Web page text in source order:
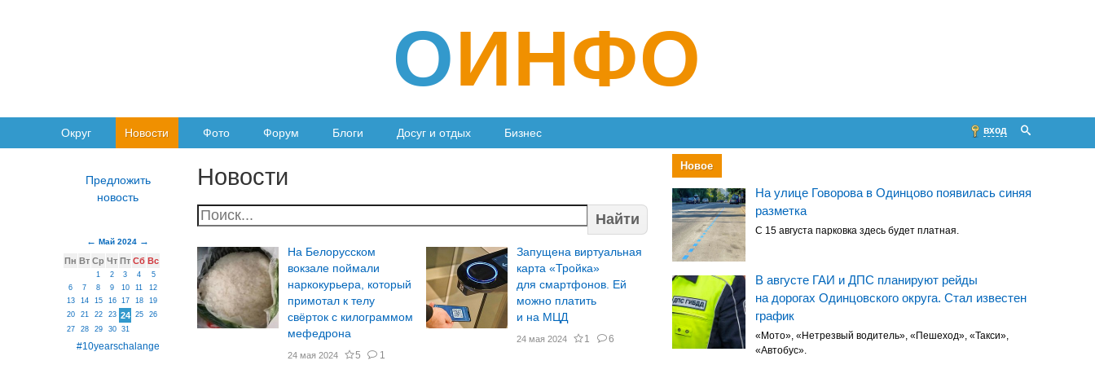
ОИНФО
Округ Новости Фото Форум Блоги Досуг и отдых Бизнес вход
Новости
Найти
На Белорусском
вокзале поймали
наркокурьера, который
примотал к телу
свёрток с килограммом
мефедрона
24 мая 2024 5 1
Запущена виртуальная
карта «Тройка»
для смартфонов. Ей
можно платить
и на МЦД
24 мая 2024 1 6
Май 2024
Пн Вт Ср Чт Пт Сб Вс
1 2 3 4
5
6
7 8 9 10 11
12
13
14 15 16 17 18
19
20
21 22 23 24 25
26
27
28 29 30 31
#10yearschalange
Новое
На улице Говорова в Одинцово появилась синяя
разметка
С 15 августа парковка здесь будет платная.
В августе ГАИ и ДПС планируют рейды
на дорогах Одинцовского округа. Стал известен
график
«Мото», «Нетрезвый водитель», «Пешеход», «Такси»,
«Автобус».